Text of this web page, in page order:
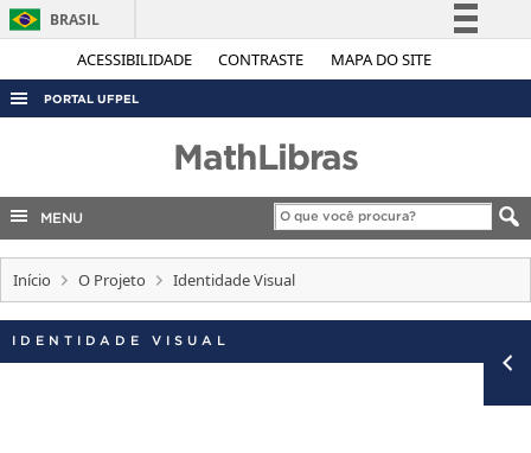
ACESSIBILIDADE CONTRASTE MAPA DO SITE
BRASIL
Simplifique!
Acesso à informação
Legislação
Canais
PORTAL UFPEL
COBALTO
CONCURSOS
EDITAIS
INTERNACIONAL
MathLibras
MENU
Início O Projeto Identidade Visual
IDENTIDADE VISUAL